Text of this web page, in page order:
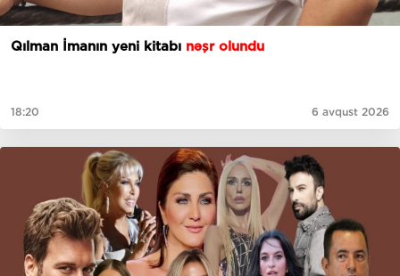
Qılman İmanın yeni kitabı nəşr olundu
18:20 6 avqust 2026